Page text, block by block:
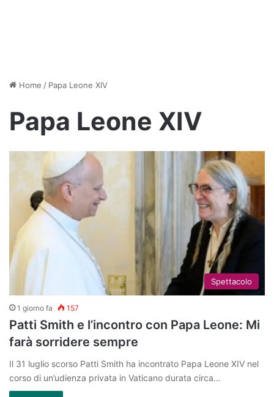
Home / Papa Leone XIV
Papa Leone XIV
Spettacolo
1 giorno fa 157
Patti Smith e l’incontro con Papa Leone: Mi
farà sorridere sempre
Il 31 luglio scorso Patti Smith ha incontrato Papa Leone XIV nel
corso di un’udienza privata in Vaticano durata circa…